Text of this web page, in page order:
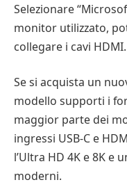
Selezionare
monitor utilizzato,
collegare i cavi HDMI.
Se si acquista un
modello supporti i
maggior parte dei
ingressi USB-C e
l’Ultra HD 4K e 8K e
moderni.